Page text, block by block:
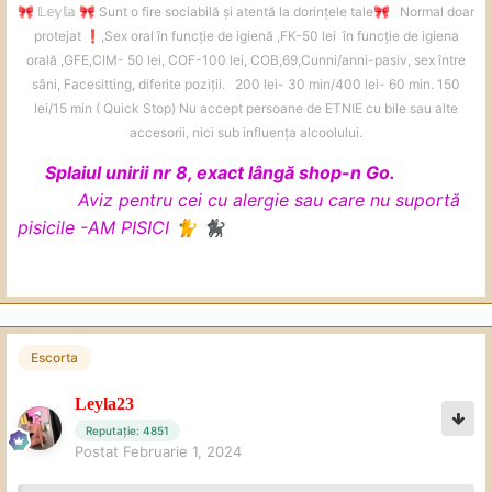
rog să specificați și intervalul de
timp la care vă pot răspunde ( nu
vreau să creez probleme)
minute/1h înainte. Vă aștept cu drag
se anulează
- 69
- Sex Normal ( Difetite Pozitii )
- Sex Anal (ATENȚIE ❌nu fac )
- Annilingus
- Dominare ( Soft -in limita bunului
simț )
- Facesitting
- Footfetish
🎀 𝕃𝕖𝕪𝕝𝕒 🎀 Sunt o fire sociabilă și atentă la dorințele tale🎀
Normal doar
protejat
❗
️,Sex oral în funcție de igienă ,FK-50 lei în funcție de igiena
orală ,GFE,CIM- 50 lei, COF-100 lei, COB,69,Cunni/anni-pasiv, sex între
sâni, Facesitting, diferite poziții. 200 lei- 30 min/400 lei- 60 min. 150
lei/15 min ( Quick Stop) Nu accept persoane de ETNIE cu bile sau alte
accesorii, nici sub influența alcoolului.
Splaiul unirii nr 8, exact lângă shop-n Go.
Aviz pentru cei cu alergie sau care nu suportă
pisicile -AM PISICI 🐈 🐈‍⬛
Escorta
Leyla23
Reputație: 4851
Postat Februarie 1, 2024